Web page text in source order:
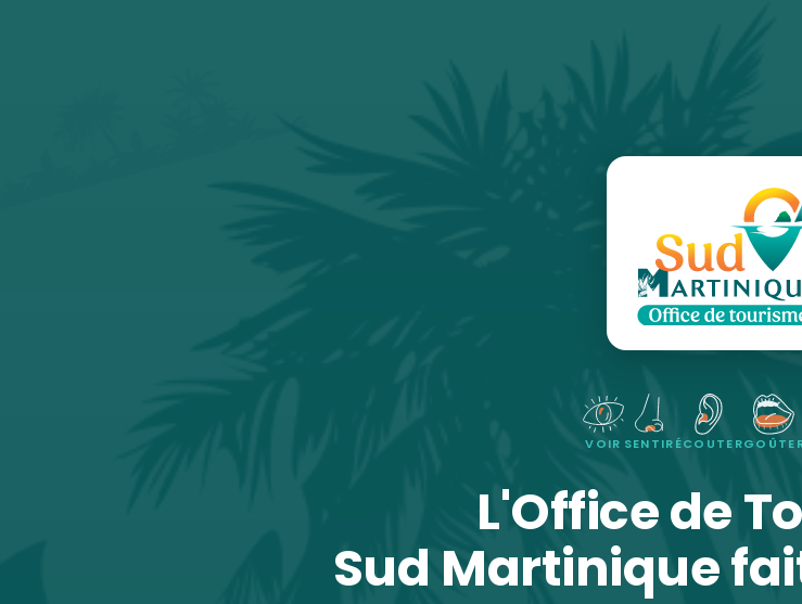
VOIR SENTIRÉCOUTER
L'Office de
Sud Martinique